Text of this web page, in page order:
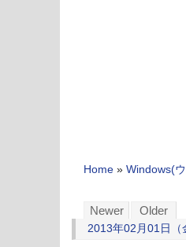
Home » Windows(
Newer Older
2013年02月01日（